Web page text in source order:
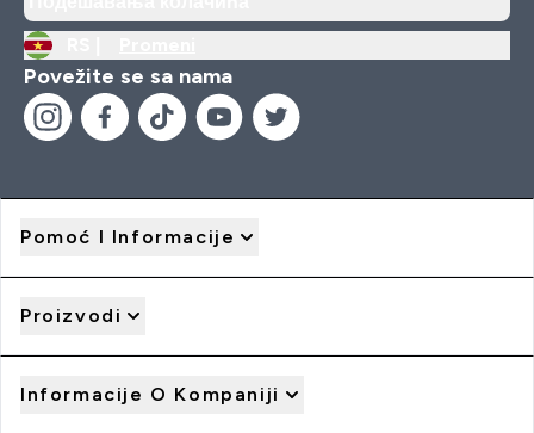
Povežite se sa nama
Pomoć I Informacije
Proizvodi
Informacije O Kompaniji